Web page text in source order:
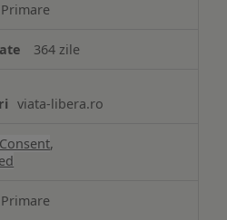
Primare
364 zile
viata-libera.ro
,
Primare